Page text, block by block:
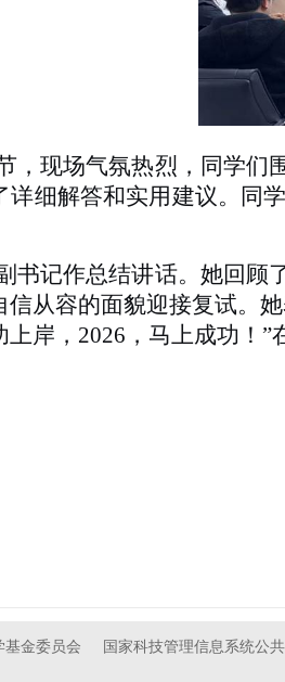
，现场气氛热烈，同学们
详细解答和实用建议。同
书记作总结讲话。她回顾
信从容的面貌迎接复试。
岸，2026，马上成功！”
基金委员会 国家科技管理信息系统公